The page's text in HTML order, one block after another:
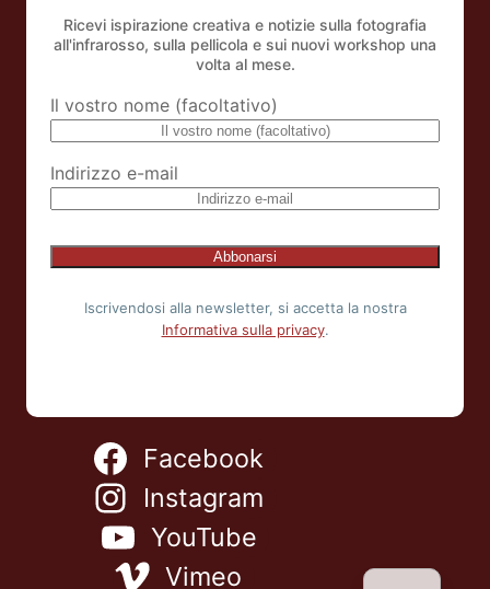
Ricevi ispirazione creativa e notizie sulla fotografia
all'infrarosso, sulla pellicola e sui nuovi workshop una
volta al mese.
Il vostro nome (facoltativo)
Indirizzo e-mail
Iscrivendosi alla newsletter, si accetta la nostra
Informativa sulla privacy.
Facebook
Instagram
YouTube
Vimeo
NL